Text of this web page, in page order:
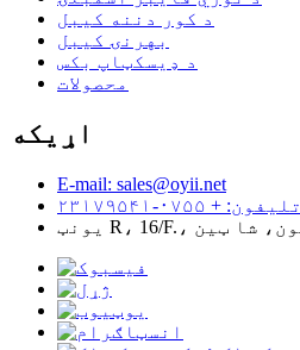
د کور دننه کیبل
بهرنۍ کیبل
د ډیسکټاپ بکس
محصولات
اړیکه
E-mail: sales@oyii.net
تلیفون: + ۰۷۵۵-۲۳۱۷۹۵۴۱